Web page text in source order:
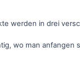
werden in drei
wo man anfangen